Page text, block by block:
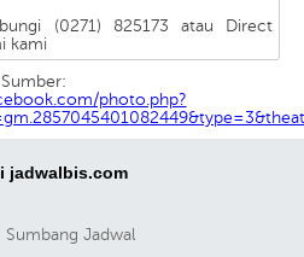
(0271) 825173 atau Direct
kami
Sumber:
photo.php?
jadwalbis.com
Sumbang Jadwal